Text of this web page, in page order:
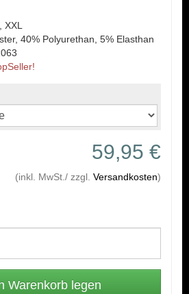
40% Polyurethan, 5% Elasthan
59,95 €
(inkl. MwSt./ zzgl. Versandkosten)